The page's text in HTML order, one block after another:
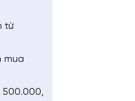
từ
mua
500.000,